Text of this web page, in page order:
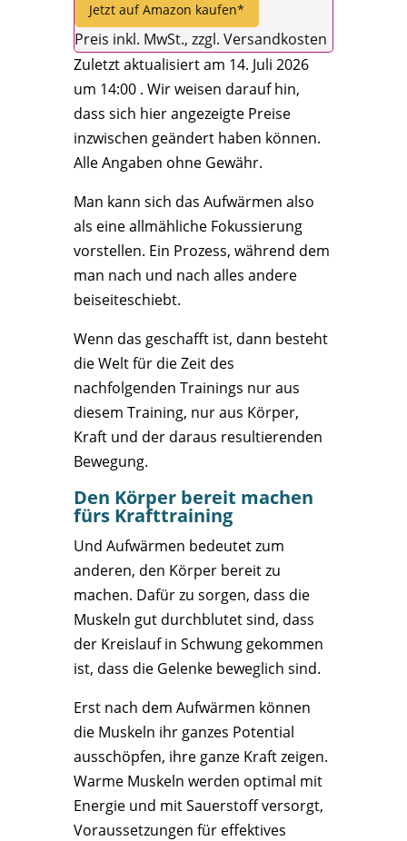
Jetzt auf Amazon kaufen*
Preis inkl. MwSt., zzgl. Versandkosten
Zuletzt aktualisiert am 14. Juli 2026
um 14:00 . Wir weisen darauf hin,
dass sich hier angezeigte Preise
inzwischen geändert haben können.
Alle Angaben ohne Gewähr.
Man kann sich das Aufwärmen also
als eine allmähliche Fokussierung
vorstellen. Ein Prozess, während dem
man nach und nach alles andere
beiseiteschiebt.
Wenn das geschafft ist, dann besteht
die Welt für die Zeit des
nachfolgenden Trainings nur aus
diesem Training, nur aus Körper,
Kraft und der daraus resultierenden
Bewegung.
Den Körper bereit machen
fürs Krafttraining
Und Aufwärmen bedeutet zum
anderen, den Körper bereit zu
machen. Dafür zu sorgen, dass die
Muskeln gut durchblutet sind, dass
der Kreislauf in Schwung gekommen
ist, dass die Gelenke beweglich sind.
Erst nach dem Aufwärmen können
die Muskeln ihr ganzes Potential
ausschöpfen, ihre ganze Kraft zeigen.
Warme Muskeln werden optimal mit
Energie und mit Sauerstoff versorgt,
Voraussetzungen für effektives